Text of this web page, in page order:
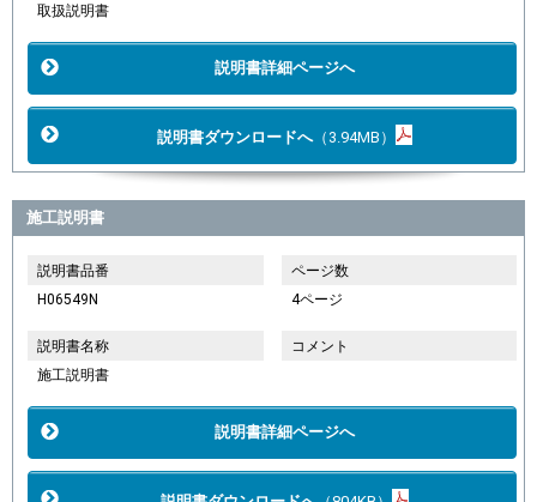
取扱説明書
説明書詳細ページへ
説明書ダウンロードへ（3.94MB）
施工説明書
説明書品番
H06549N
ページ数
4ページ
説明書名称
施工説明書
コメント
説明書詳細ページへ